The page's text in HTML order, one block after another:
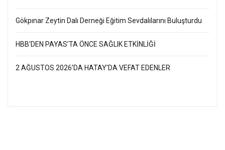
Gökpınar Zeytin Dalı Derneği Eğitim Sevdalılarını Buluşturdu
HBB'DEN PAYAS’TA ÖNCE SAĞLIK ETKİNLİĞİ
2 AĞUSTOS 2026’DA HATAY’DA VEFAT EDENLER